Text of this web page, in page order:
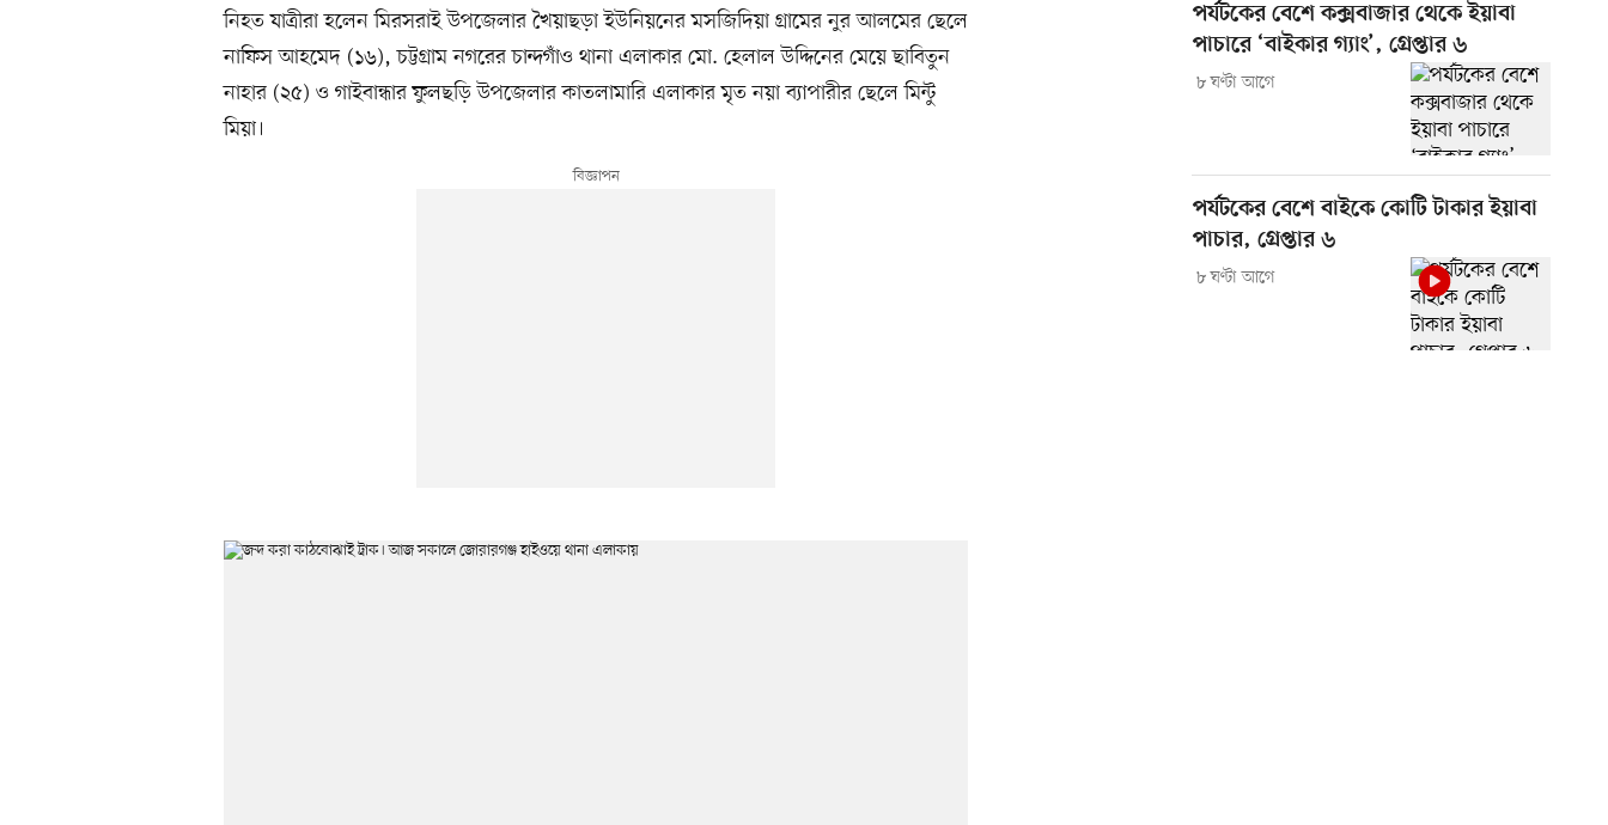
নিহত যাত্রীরা হলেন মিরসরাই উপজেলার খৈয়াছড়া ইউনিয়নের মসজিদিয়া গ্রামের নুর আলমের ছেলে
নাফিস আহমেদ (১৬), চট্টগ্রাম নগরের চান্দগাঁও থানা এলাকার মো. হেলাল উদ্দিনের মেয়ে ছাবিতুন
নাহার (২৫) ও গাইবান্ধার ফুলছড়ি উপজেলার কাতলামারি এলাকার মৃত নয়া ব্যাপারীর ছেলে মিন্টু
মিয়া।
পর্যটকের বেশে কক্সবাজার থেকে ইয়াবা
পাচারে ‘বাইকার গ্যাং’, গ্রেপ্তার ৬
৮ ঘণ্টা আগে
পর্যটকের বেশে বাইকে কোটি টাকার ইয়াবা
পাচার, গ্রেপ্তার ৬
৮ ঘণ্টা আগে